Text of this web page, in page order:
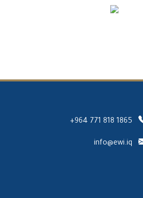
+964 771 818 1865
info@ewi.iq